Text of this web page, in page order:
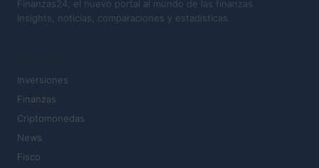
Finanzas24, el nuevo portal al mundo de las finanzas.
Insights, noticias, comparaciones y estadísticas.
Inversiones
Finanzas
Criptomonedas
News
Fisco